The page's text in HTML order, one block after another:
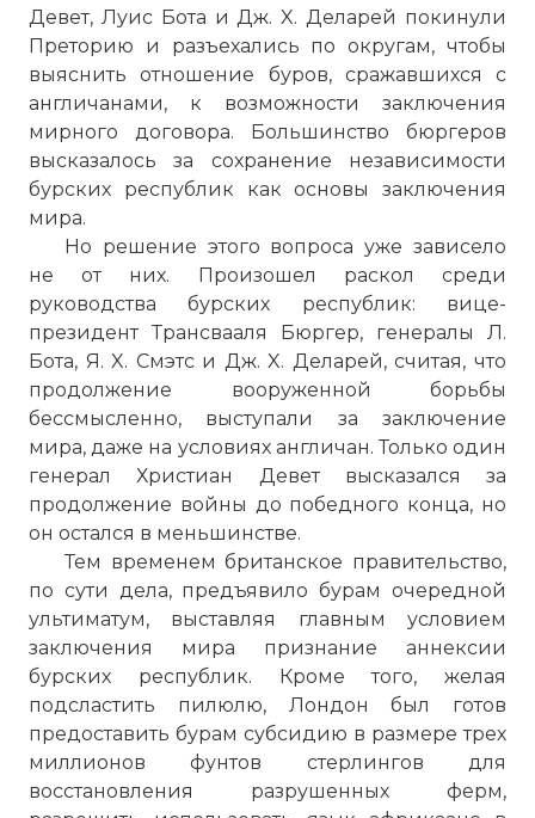
Девет, Луис Бота и Дж. X. Деларей покинули
Преторию и разъехались по округам, чтобы
выяснить отношение буров, сражавшихся с
англичанами, к возможности заключения
мирного договора. Большинство бюргеров
высказалось за сохранение независимости
бурских республик как основы заключения
мира.
Но решение этого вопроса уже зависело
не от них. Произошел раскол среди
руководства бурских республик: вице-
президент Трансвааля Бюргер, генералы Л.
Бота, Я. X. Смэтс и Дж. X. Деларей, считая, что
продолжение вооруженной борьбы
бессмысленно, выступали за заключение
мира, даже на условиях англичан. Только один
генерал Христиан Девет высказался за
продолжение войны до победного конца, но
он остался в меньшинстве.
Тем временем британское правительство,
по сути дела, предъявило бурам очередной
ультиматум, выставляя главным условием
заключения мира признание аннексии
бурских республик. Кроме того, желая
подсластить пилюлю, Лондон был готов
предоставить бурам субсидию в размере трех
миллионов фунтов стерлингов для
восстановления разрушенных ферм,